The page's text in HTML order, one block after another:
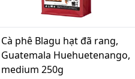
Cà phê Blagu hạt đã rang,
Guatemala Huehuetenango,
medium 250g